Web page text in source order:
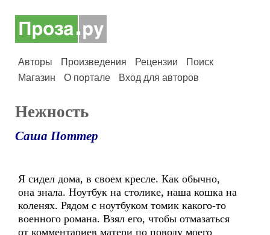
Авторы Произведения Рецензии
Поиск
Магазин
О портале Вход для авторов
Нежность
Саша Поттер
Я сидел дома, в своем кресле. Как обычно,
она знала. Ноутбук на столике, наша кошка на
коленях. Рядом с ноутбуком томик какого-то
военного романа. Взял его, чтобы отмазаться
от комментариев матери по поводу моего